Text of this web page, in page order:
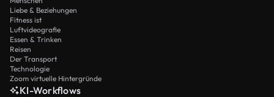
Liebe & Beziehungen
Fitness ist
Luftvideografie
Essen & Trinken
Reisen
Der Transport
Technologie
Zoom virtuelle Hintergründe
KI-Workflows